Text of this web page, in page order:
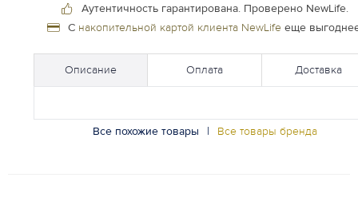
Аутентичность гарантирована. Проверено NewLife.
С накопительной картой клиента NewLifeеще
Описание Оплата Доставка
Все похожие товары | Все товары бренда